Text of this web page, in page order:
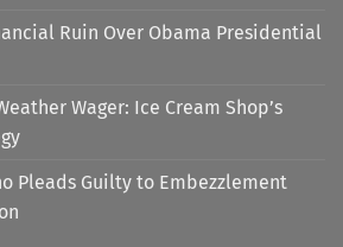
Ruin Over Obama Presidential
Wager: Ice Cream Shop’s
Pleads Guilty to Embezzlement